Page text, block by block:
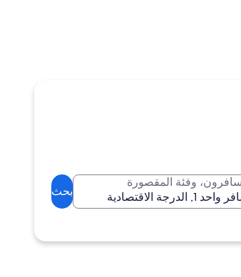
وفئة المقصورة
1, الدرجة الاقتصادية
بحث